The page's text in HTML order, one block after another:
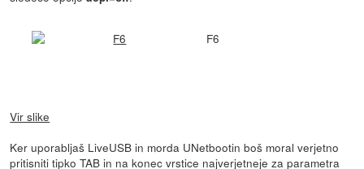
F6
Vir slike
Ker uporabljaš LiveUSB in morda UNetbootin boš moral verjetno
pritisniti tipko TAB in na konec vrstice najverjetneje za parametra